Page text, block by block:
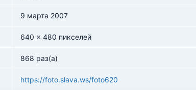
9 марта 2007
640 x 480 пикселей
868 раз(а)
https://foto.slava.ws/foto620